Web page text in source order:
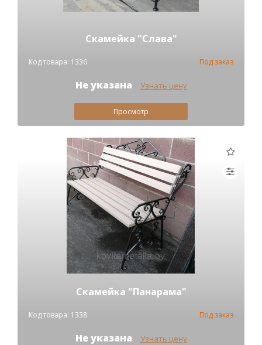
Скамейка "Слава"
Код товара: 1336 Под заказ
Не указана Узнать цену
Просмотр
Скамейка "Панарама"
Код товара: 1338 Под заказ
Не указана Узнать цену